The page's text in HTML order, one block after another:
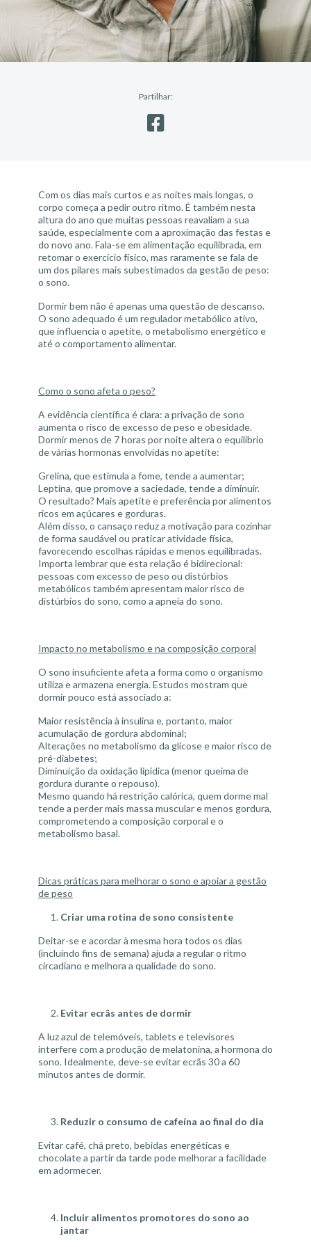
Partilhar:
Com os dias mais curtos e as noites mais longas, o
corpo começa a pedir outro ritmo. É também nesta
altura do ano que muitas pessoas reavaliam a sua
saúde, especialmente com a aproximação das festas e
do novo ano. Fala-se em alimentação equilibrada, em
retomar o exercício físico, mas raramente se fala de
um dos pilares mais subestimados da gestão de peso:
o sono.
Dormir bem não é apenas uma questão de descanso.
O sono adequado é um regulador metabólico ativo,
que influencia o apetite, o metabolismo energético e
até o comportamento alimentar.
Como o sono afeta o peso?
A evidência científica é clara: a privação de sono
aumenta o risco de excesso de peso e obesidade.
Dormir menos de 7 horas por noite altera o equilíbrio
de várias hormonas envolvidas no apetite:
Grelina, que estimula a fome, tende a aumentar;
Leptina, que promove a saciedade, tende a diminuir.
O resultado? Mais apetite e preferência por alimentos
ricos em açúcares e gorduras.
Além disso, o cansaço reduz a motivação para cozinhar
de forma saudável ou praticar atividade física,
favorecendo escolhas rápidas e menos equilibradas.
Importa lembrar que esta relação é bidirecional:
pessoas com excesso de peso ou distúrbios
metabólicos também apresentam maior risco de
distúrbios do sono, como a apneia do sono.
Impacto no metabolismo e na composição corporal
O sono insuficiente afeta a forma como o organismo
utiliza e armazena energia. Estudos mostram que
dormir pouco está associado a:
Maior resistência à insulina e, portanto, maior
acumulação de gordura abdominal;
Alterações no metabolismo da glicose e maior risco de
pré-diabetes;
Diminuição da oxidação lipídica (menor queima de
gordura durante o repouso).
Mesmo quando há restrição calórica, quem dorme mal
tende a perder mais massa muscular e menos gordura,
comprometendo a composição corporal e o
metabolismo basal.
Dicas práticas para melhorar o sono e apoiar a gestão
de peso
Criar uma rotina de sono consistente
Deitar-se e acordar à mesma hora todos os dias
(incluindo fins de semana) ajuda a regular o ritmo
circadiano e melhora a qualidade do sono.
Evitar ecrãs antes de dormir
A luz azul de telemóveis, tablets e televisores
interfere com a produção de melatonina, a hormona do
sono. Idealmente, deve-se evitar ecrãs 30 a 60
minutos antes de dormir.
Reduzir o consumo de cafeína ao final do dia
Evitar café, chá preto, bebidas energéticas e
chocolate a partir da tarde pode melhorar a facilidade
em adormecer.
Incluir alimentos promotores do sono ao
jantar